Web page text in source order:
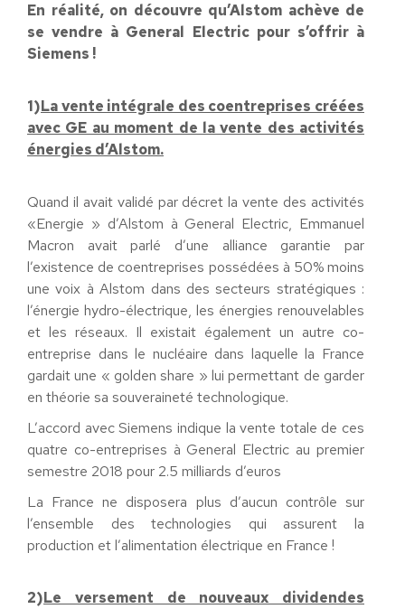
En réalité, on découvre qu’Alstom achève de
se vendre à General Electric pour s’offrir à
Siemens !
1)La vente intégrale des coentreprises créées
avec GE au moment de la vente des activités
énergies d’Alstom.
Quand il avait validé par décret la vente des activités
«Energie » d’Alstom à General Electric, Emmanuel
Macron avait parlé d’une alliance garantie par
l’existence de coentreprises possédées à 50% moins
une voix à Alstom dans des secteurs stratégiques :
l’énergie hydro-électrique, les énergies renouvelables
et les réseaux. Il existait également un autre co-
entreprise dans le nucléaire dans laquelle la France
gardait une « golden share » lui permettant de garder
en théorie sa souveraineté technologique.
L’accord avec Siemens indique la vente totale de ces
quatre co-entreprises à General Electric au premier
semestre 2018 pour 2.5 milliards d’euros
La France ne disposera plus d’aucun contrôle sur
l’ensemble des technologies qui assurent la
production et l’alimentation électrique en France !
2)Le versement de nouveaux dividendes